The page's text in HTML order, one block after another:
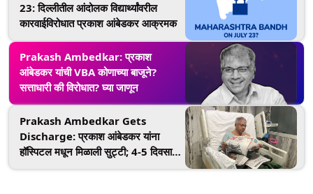
23: दिल्लीतील आंदोलक विद्यार्थ्यांवरील
कारवाईविरोधात प्रकाश आंबेडकर आक्रमक
Prakash Ambedkar: प्रकाश
आंबेडकर यांची VBA कोणाच्या बाजूने?
सत्ताधारी की विरोधात? घ्या जाणून
Prakash Ambedkar Gets
Discharge: प्रकाश आंबेडकर यांना
हॉस्पिटल मधून मिळाली सुट्टी; 4-5 दिवसात